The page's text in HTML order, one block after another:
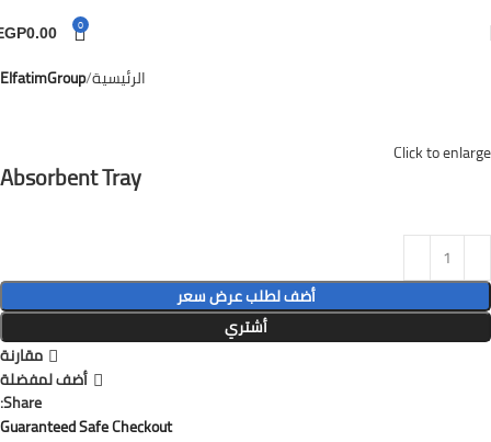
0
0.00
الرئيسية ElfatimGroup
Click to enlarge
Absorbent Tray
أضف لطلب عرض سعر
أشتري
مقارنة
أضف لمفضلة
Share:
Guaranteed Safe Checkout